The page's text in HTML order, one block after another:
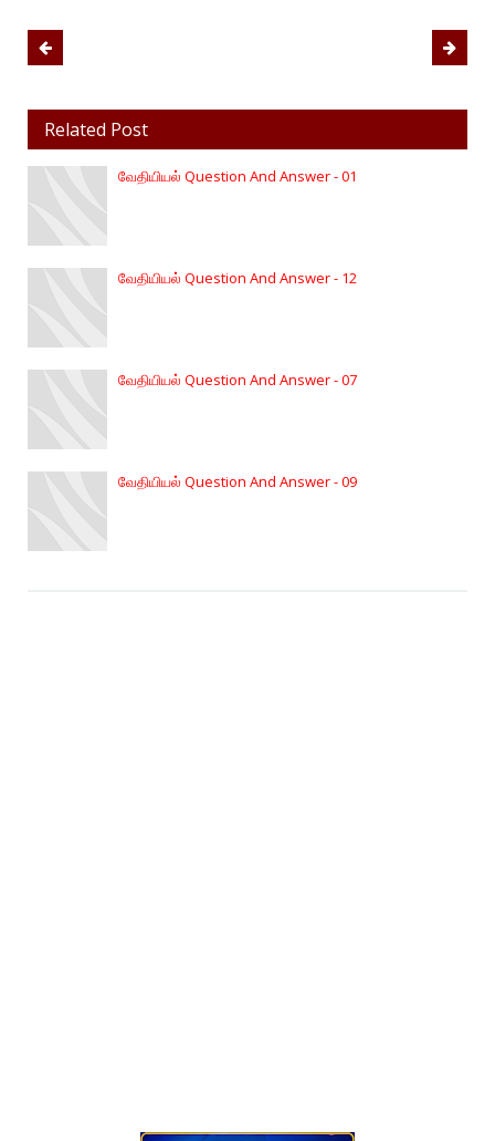
Related Post
வேதியியல் Question And Answer - 01
வேதியியல் Question And Answer - 12
வேதியியல் Question And Answer - 07
வேதியியல் Question And Answer - 09